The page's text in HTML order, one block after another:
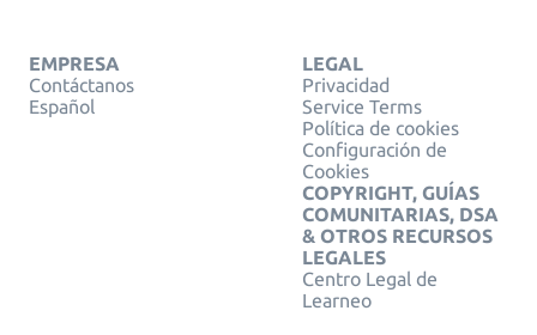
EMPRESA
Contáctanos
Español
LEGAL
Privacidad
Service Terms
Política de cookies
Configuración de
Cookies
COPYRIGHT, GUÍAS
COMUNITARIAS, DSA
& OTROS RECURSOS
LEGALES
Centro Legal de
Learneo